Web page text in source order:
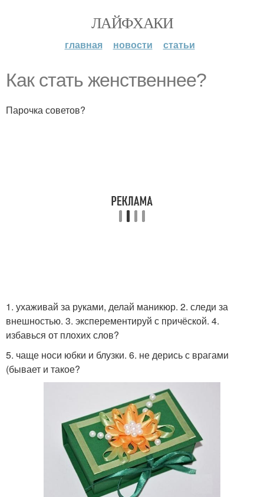
ЛАЙФХАКИ
главная новости статьи
Как стать женственнее?
Парочка советов?
1. ухаживай за руками, делай маникюр. 2. следи за
внешностью. 3. эксперементируй с причёской. 4.
избавься от плохих слов?
5. чаще носи юбки и блузки. 6. не дерись с врагами
(бывает и такое?